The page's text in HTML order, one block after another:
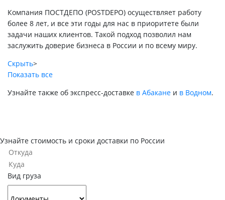
Компания ПОСТДЕПО (POSTDEPO) осуществляет работу
более 8 лет, и все эти годы для нас в приоритете были
задачи наших клиентов. Такой подход позволил нам
заслужить доверие бизнеса в России и по всему миру.
Скрыть>
Показать все
Узнайте также об экспресс-доставке в Абакане и в Водном.
Узнайте стоимость и сроки доставки по России
Вид груза